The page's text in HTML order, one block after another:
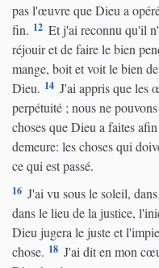
pas l'œuvre que Dieu a
fin. 12 Et j'ai reconnu qu'il
réjouir et de faire le bien
mange, boit et voit le bien
Dieu. 14 J'ai appris que les
perpétuité ; nous ne
choses que Dieu a faites
demeure: les choses qui
ce qui est passé.
16 J'ai vu sous le soleil,
dans le lieu de la justice,
Dieu jugera le juste et
chose. 18 J'ai dit en mon